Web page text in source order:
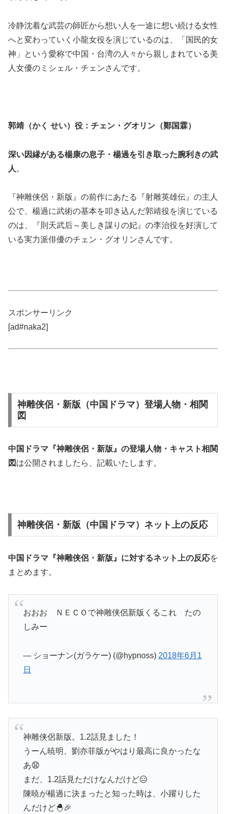
冷静沈着な武芸の師匠から想い人を一途に想い続ける女性
へと変わっていく小龍女役を演じているのは、「国民的女
神」という愛称で中国・台湾の人々から親しまれている美
人女優のミシェル・チェンさんです。
郭靖（かく せい）役：チェン・グオリン（鄭国霖）
深い因縁がある楊康の息子・楊過を引き取った腕利きの武
人 。
『神雕侠侶・新版』の前作にあたる『射雕英雄伝』の主人
公で、楊過に武術の基本を叩き込んだ郭靖役を演じている
のは、『則天武后～美しき謀りの妃』の李治役を好演して
いる実力派俳優のチェン・グオリンさんです。
スポンサーリンク
[ad#naka2]
神雕侠侶・新版（中国ドラマ）登場人物・相関
図
中国ドラマ『神雕侠侶・新版』の登場人物・キャスト相関
図 は公開されましたら、記載いたします。
神雕侠侶・新版（中国ドラマ）ネット上の反応
中国ドラマ『神雕侠侶・新版』に対するネット上の反応を
まとめます。
おおお ＮＥＣＯで神雕侠侶新版くるこれ たの
しみー
— ショーナン(ガラケー) (@hypnoss) 2018年6月1
日
神雕侠侶新版。1.2話見ました！
うーん暁明、劉亦菲版がやはり最高に良かったな
あ😧
まだ、1.2話見ただけなんだけど😑
陳暁が楊過に決まったと知った時は、小躍りした
んだけど🐣🎉